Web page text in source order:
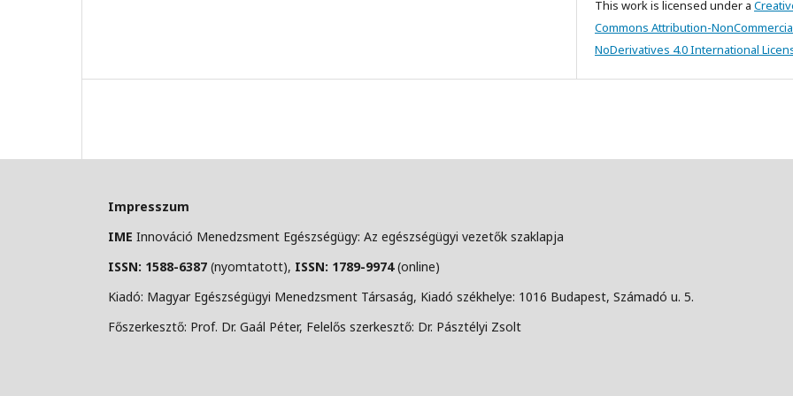
This work is licensed under a
Commons Attribution-
NoDerivatives 4.0 International
Impresszum
IME Innováció Menedzsment Egészségügy: Az egészségügyi vezetők szaklapja
ISSN: 1588-6387 (nyomtatott), ISSN: 1789-9974(online)
Kiadó: Magyar Egészségügyi Menedzsment Társaság, Kiadó székhelye: 1016 Budapest, Számadó u. 5.
Főszerkesztő: Prof. Dr. Gaál Péter, Felelős szerkesztő: Dr. Pásztélyi Zsolt